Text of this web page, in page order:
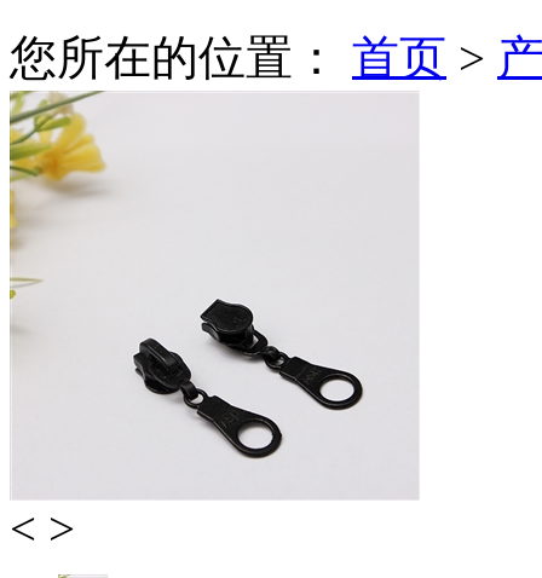
您所在的位置： 首页 >
< >